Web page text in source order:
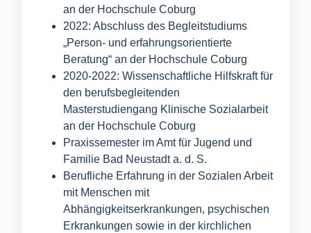
an der Hochschule Coburg
2022: Abschluss des Begleitstudiums
„Person- und erfahrungsorientierte
Beratung“ an der Hochschule Coburg
2020-2022: Wissenschaftliche Hilfskraft für
den berufsbegleitenden
Masterstudiengang Klinische Sozialarbeit
an der Hochschule Coburg
Praxissemester im Amt für Jugend und
Familie Bad Neustadt a. d. S.
Berufliche Erfahrung in der Sozialen Arbeit
mit Menschen mit
Abhängigkeitserkrankungen, psychischen
Erkrankungen sowie in der kirchlichen